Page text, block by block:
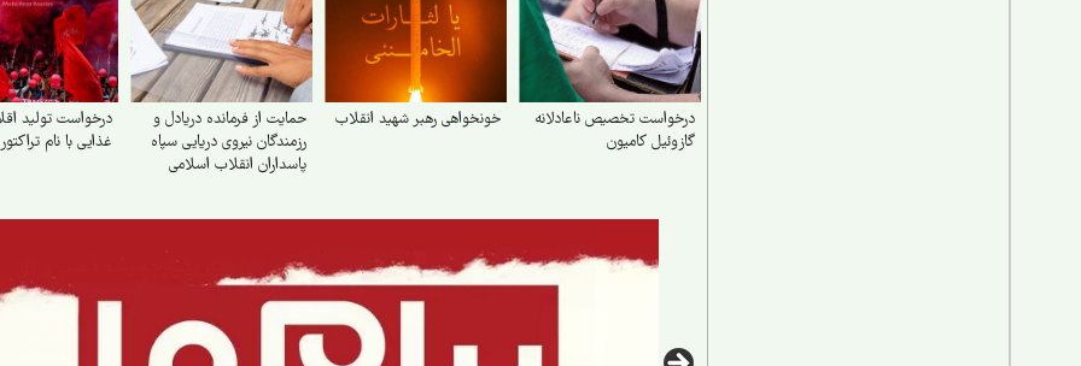
درخواست تخصیص ناعادلانه
گازوئیل کامیون
خونخواهی رهبر شهید انقلاب
حمایت از فرمانده دریادل و
رزمندگان نیروی دریایی سپاه
پاسداران انقلاب اسلامی
درخواست تولید
غذایی با نام